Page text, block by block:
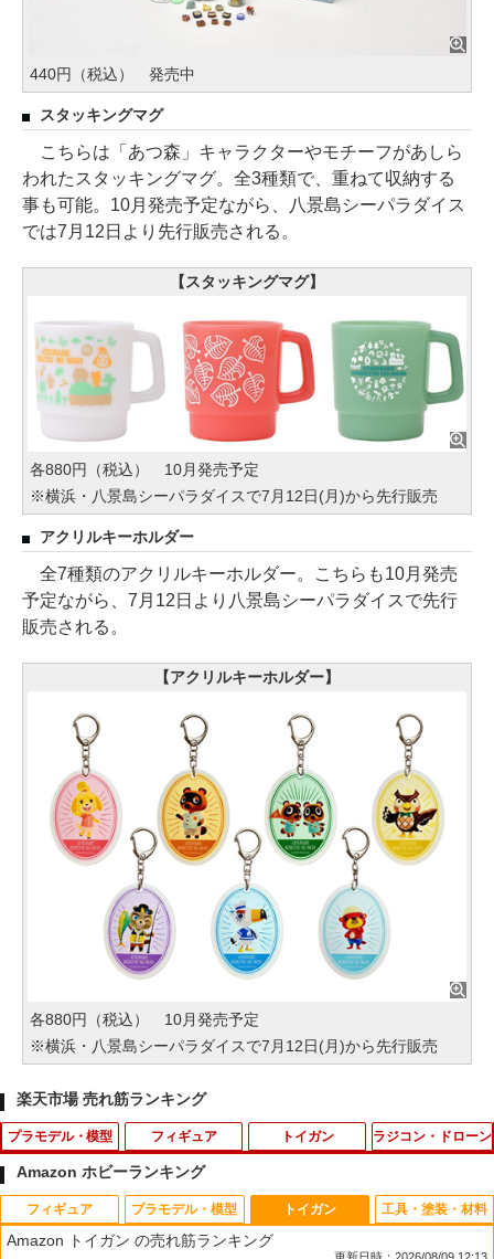
440円（税込） 発売中
スタッキングマグ
こちらは「あつ森」キャラクターやモチーフがあしら
われたスタッキングマグ。全3種類で、重ねて収納する
事も可能。10月発売予定ながら、八景島シーパラダイス
では7月12日より先行販売される。
【スタッキングマグ】
各880円（税込） 10月発売予定
※横浜・八景島シーパラダイスで7月12日(月)から先行販売
アクリルキーホルダー
全7種類のアクリルキーホルダー。こちらも10月発売
予定ながら、7月12日より八景島シーパラダイスで先行
販売される。
【アクリルキーホルダー】
各880円（税込） 10月発売予定
※横浜・八景島シーパラダイスで7月12日(月)から先行販売
楽天市場 売れ筋ランキング
プラモデル・模型
1
HG 1/144 『機動戦士ガンダムAGE』 xv
m-fzc ガンダムレギルス (プラモデル)
フィギュア
1
SOAP STUDIO ソープスタジオ トイスト
ーリー5 一緒に遊ぼう クリッカー ブライ
トイガン
1
SHS POM 6ホール ベアリングピストン
ヘッド AEG◆各社電動ガン ノーマルボ
ラジコン・ドローン
1
リポ ガード LIPO リチウム 防爆バッグ
保護バッグ リチウムポリマーバッテリー
Amazon ホビーランキング
フィギュア プラモデル・模型 トイガン
Amazon トイガン の売れ筋ランキング
工具・塗装・材料